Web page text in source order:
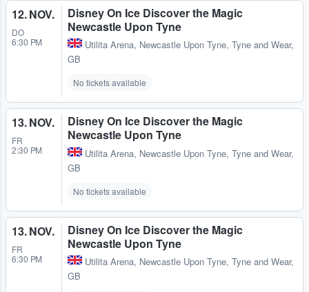
12. NOV.
DO
6:30 PM
Disney On Ice Discover the Magic
Newcastle Upon Tyne
Utilita Arena, Newcastle Upon Tyne, Tyne and Wear,
GB
No tickets available
13. NOV.
FR
2:30 PM
Disney On Ice Discover the Magic
Newcastle Upon Tyne
Utilita Arena, Newcastle Upon Tyne, Tyne and Wear,
GB
No tickets available
13. NOV.
FR
6:30 PM
Disney On Ice Discover the Magic
Newcastle Upon Tyne
Utilita Arena, Newcastle Upon Tyne, Tyne and Wear,
GB